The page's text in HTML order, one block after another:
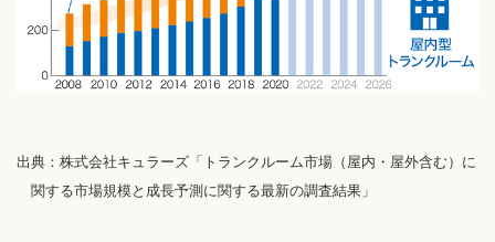
出典：株式会社キュラーズ「トランクルーム市場（屋内・屋外含む）に
関する市場規模と成長予測に関する最新の調査結果」